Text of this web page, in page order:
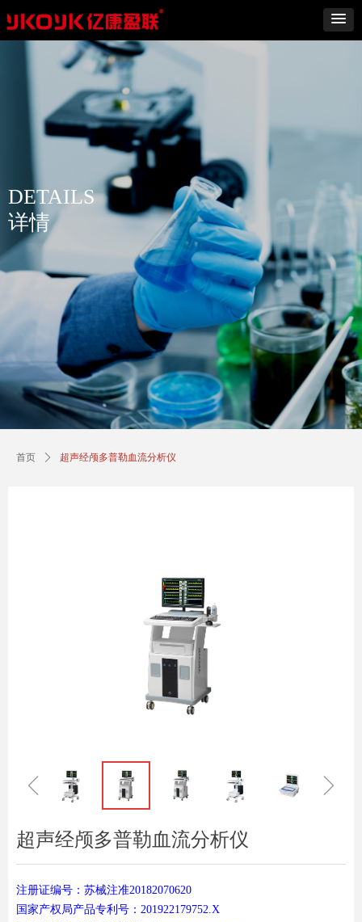
首页 ꄲ 超声经颅多普勒血流分析仪
ꁆ ꁇ
超声经颅多普勒血流分析仪
注册证编号：苏械注准20182070620
国家产权局产品专利号：201922179752.X
DETAILS
详情